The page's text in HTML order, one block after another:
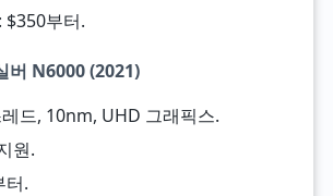
$350부터.
버 N6000 (2021)
드, 10nm, UHD 그래픽스.
원.
터.